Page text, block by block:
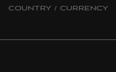
COUNTRY / CURRENCY